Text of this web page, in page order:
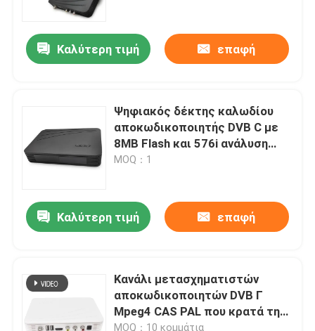
Καλύτερη τιμή επαφή
Ψηφιακός δέκτης καλωδίου
αποκωδικοποιητής DVB C με
8MB Flash και 576i ανάλυση
βίντεο
MOQ：1
Καλύτερη τιμή επαφή
Κανάλι μετασχηματιστών
αποκωδικοποιητών DVB Γ
Mpeg4 CAS PAL που κρατά τη
έξυπνη κάρτα DVB Γ
MOQ：10 κομμάτια